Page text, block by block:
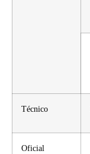
Técnico
Oficial